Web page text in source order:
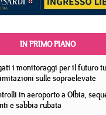
IN PRIMO PIANO
i monitoraggi per il futuro
sulle sopraelevate
in aeroporto a Olbia,
e sabbia rubata